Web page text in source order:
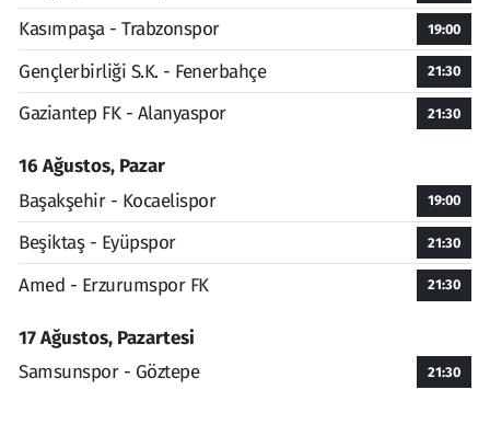
Kasımpaşa - Trabzonspor 19:00
Gençlerbirliği S.K. - Fenerbahçe 21:30
Gaziantep FK - Alanyaspor 21:30
16 Ağustos, Pazar
Başakşehir - Kocaelispor
19:00
Beşiktaş - Eyüpspor 21:30
Amed - Erzurumspor FK 21:30
17 Ağustos, Pazartesi
Samsunspor - Göztepe
21:30